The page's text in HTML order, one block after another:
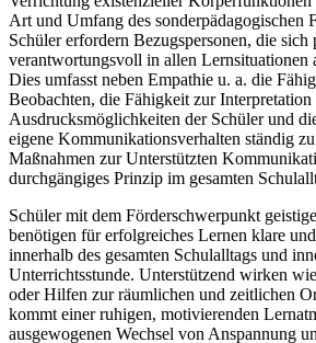
Art und Umfang des sonderpädagogischen
Schüler erfordern Bezugspersonen, die sich
verantwortungsvoll in allen Lernsituationen
Dies umfasst neben Empathie u. a. die
Beobachten, die Fähigkeit zur
Ausdrucksmöglichkeiten der Schüler und
eigene Kommunikationsverhalten ständig
Maßnahmen zur Unterstützten
durchgängiges Prinzip im gesamten
Schüler mit dem Förderschwerpunkt
benötigen für erfolgreiches Lernen klare
innerhalb des gesamten Schulalltags und
Unterrichtsstunde. Unterstützend wirken
oder Hilfen zur räumlichen und zeitlichen
kommt einer ruhigen, motivierenden
ausgewogenen Wechsel von Anspannung